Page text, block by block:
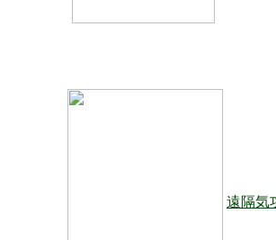
遠隔気